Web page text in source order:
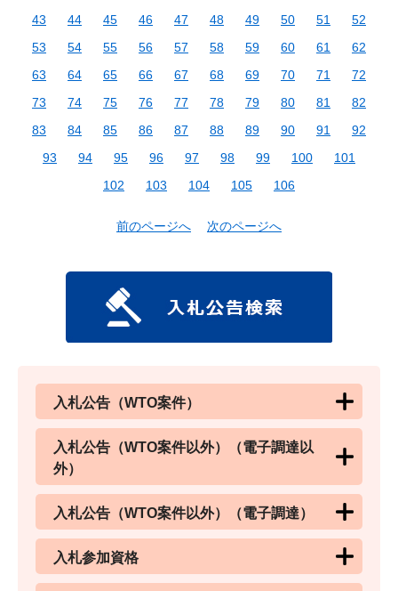
43
44 45 46 47 48 49 50 51
52
53
54 55 56 57 58 59 60 61
62
63
64 65 66 67 68 69 70 71
72
73
74 75 76 77 78 79 80 81
82
83
84 85 86 87 88 89 90 91
92
93
94 95 96 97 98 99 100
101
102
103 104 105 106
前のページへ 次のページへ
入札公告（WTO案件）
入札公告（WTO案件以外）（電子調達以
外）
入札公告（WTO案件以外）（電子調達）
入札参加資格